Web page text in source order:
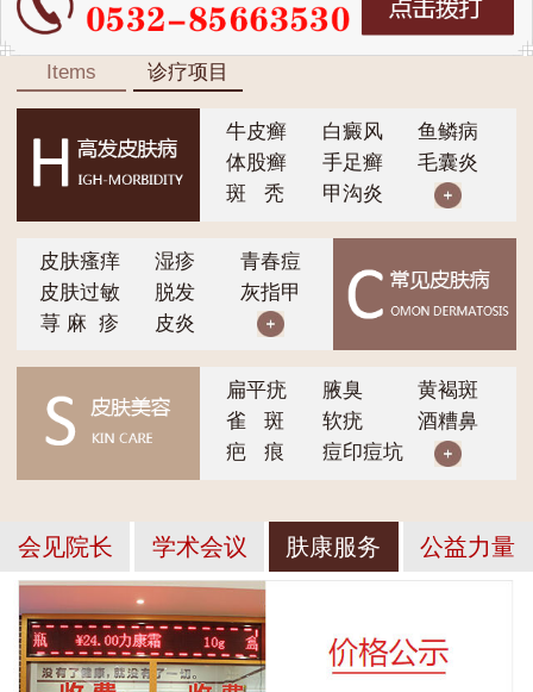
Items 诊疗项目
牛皮癣 白癜风
鱼鳞病
体股癣
手足癣
毛囊炎
斑 秃
甲沟炎
皮肤瘙痒 湿疹
青春痘
皮肤过敏
脱发
灰指甲
荨 麻 疹
皮炎
扁平疣 腋臭
黄褐斑
雀 斑
软疣
酒糟鼻
疤 痕
痘印痘坑
会见院长 学术会议 肤康服务 公益力量